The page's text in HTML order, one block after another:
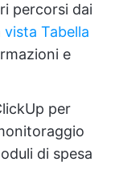
percorsi dai
vista Tabella
e
per
di spesa